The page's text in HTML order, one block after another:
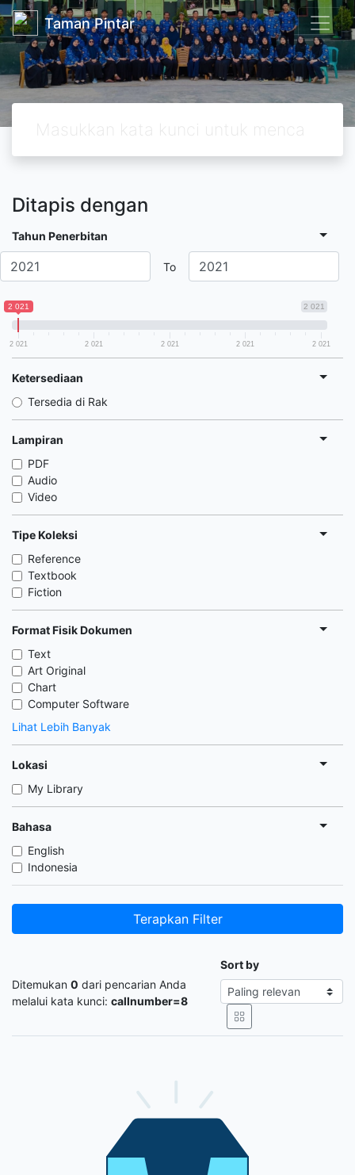
Taman Pintar
Ditapis dengan
Tahun Penerbitan
To
2 021
2 021
2 021 2 021 2 021 2 021 2 021
Ketersediaan
Tersedia di Rak
Lampiran
PDF
Audio
Video
Tipe Koleksi
Reference
Textbook
Fiction
Format Fisik Dokumen
Text
Art Original
Chart
Computer Software
Lihat Lebih Banyak
Lokasi
My Library
Bahasa
English
Indonesia
Terapkan Filter
Ditemukan 0 dari pencarian Anda
melalui kata kunci: callnumber=8
Sort by